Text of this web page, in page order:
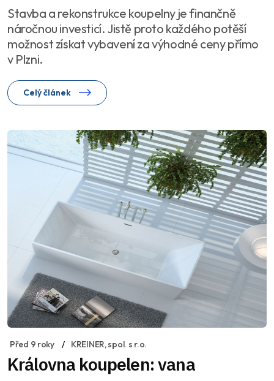
Stavba a rekonstrukce koupelny je finančně
náročnou investicí. Jistě proto každého potěší
možnost získat vybavení za výhodné ceny přímo
v Plzni.
Celý článek
Před 9 roky KREINER, spol. s r.o.
Královna koupelen: vana